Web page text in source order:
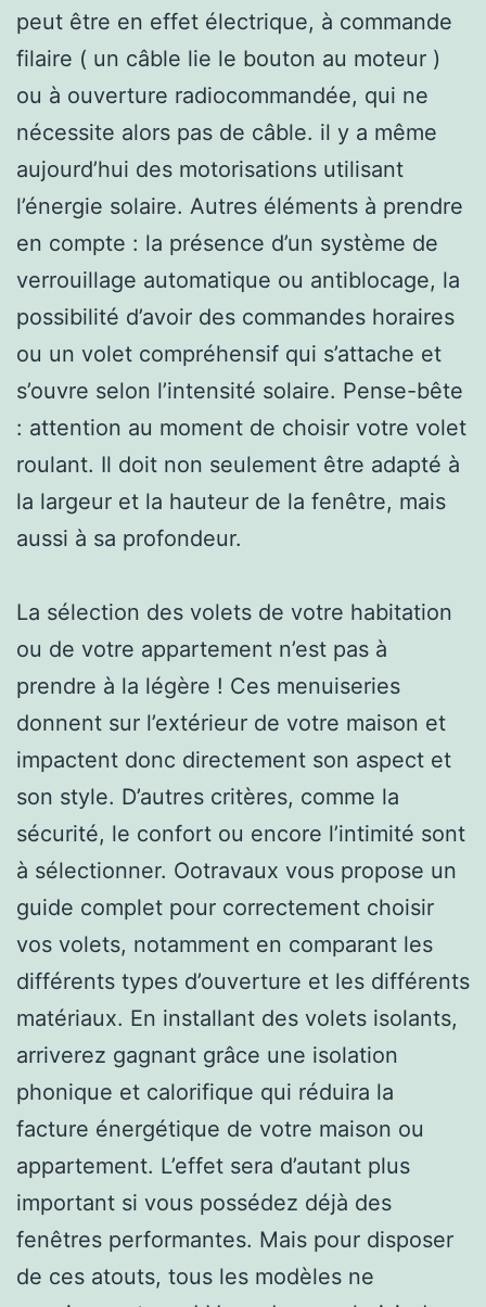
peut être en effet électrique, à commande
filaire ( un câble lie le bouton au moteur )
ou à ouverture radiocommandée, qui ne
nécessite alors pas de câble. il y a même
aujourd’hui des motorisations utilisant
l’énergie solaire. Autres éléments à prendre
en compte : la présence d’un système de
verrouillage automatique ou antiblocage, la
possibilité d’avoir des commandes horaires
ou un volet compréhensif qui s’attache et
s’ouvre selon l’intensité solaire. Pense-bête
: attention au moment de choisir votre volet
roulant. Il doit non seulement être adapté à
la largeur et la hauteur de la fenêtre, mais
aussi à sa profondeur.
La sélection des volets de votre habitation
ou de votre appartement n’est pas à
prendre à la légère ! Ces menuiseries
donnent sur l’extérieur de votre maison et
impactent donc directement son aspect et
son style. D’autres critères, comme la
sécurité, le confort ou encore l’intimité sont
à sélectionner. Ootravaux vous propose un
guide complet pour correctement choisir
vos volets, notamment en comparant les
différents types d’ouverture et les différents
matériaux. En installant des volets isolants,
arriverez gagnant grâce une isolation
phonique et calorifique qui réduira la
facture énergétique de votre maison ou
appartement. L’effet sera d’autant plus
important si vous possédez déjà des
fenêtres performantes. Mais pour disposer
de ces atouts, tous les modèles ne